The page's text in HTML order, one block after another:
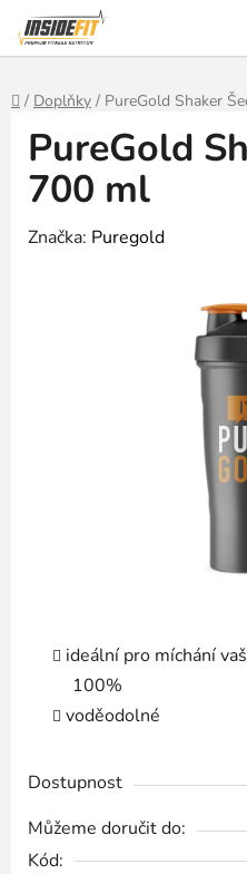
Přejít
na
obsah
Domů
/ Doplňky / PureGold Shaker
ideální pro míchání
100%
voděodolné
Dostupnost
Můžeme doručit do:
Kód:
PureGold
700 ml
Značka: Puregold